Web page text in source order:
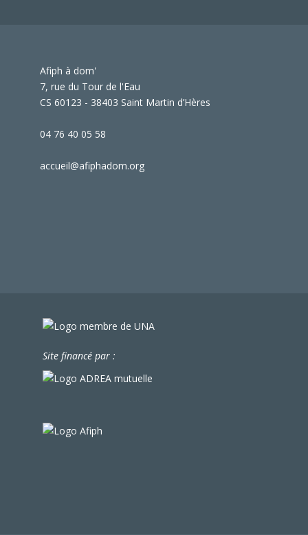
Afiph à dom'
7, rue du Tour de l'Eau
CS 60123 - 38403 Saint Martin d’Hères
04 76 40 05 58
accueil@afiphadom.org
Site financé par :